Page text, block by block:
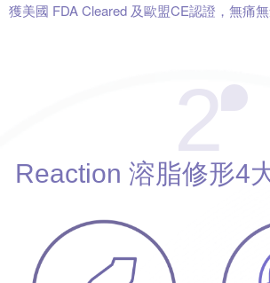
獲美國 FDA Cleared 及歐盟CE認證，無痛
2
Reaction 溶脂修形4